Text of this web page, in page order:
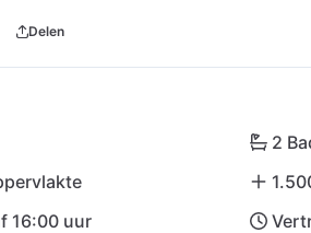
Theia is een alleskunner voor
Alle dingen van dagelijks
luchthaven van Pula
Delen
2
16:00 uur